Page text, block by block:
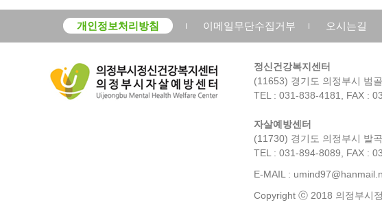
개인정보처리방침 이메일무단수집거부 오시는길
정신건강복지센터
(11653) 경기도 의정부시 범
TEL : 031-838-4181, FAX :
자살예방센터
(11730) 경기도 의정부시 발
TEL : 031-894-8089, FAX :
E-MAIL :
Copyright ⓒ 2018 의정부시